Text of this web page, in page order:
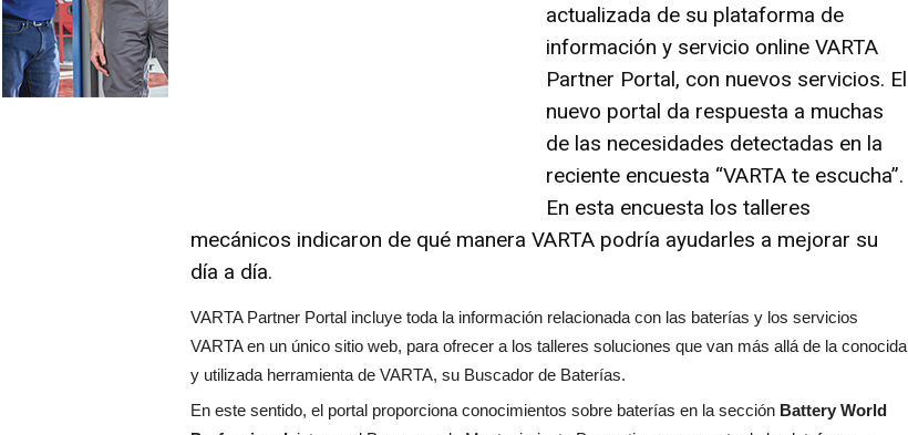
actualizada de su plataforma de
información y servicio online VARTA
Partner Portal, con nuevos servicios. El
nuevo portal da respuesta a muchas
de las necesidades detectadas en la
reciente encuesta “VARTA te escucha”.
En esta encuesta los talleres
mecánicos indicaron de qué manera VARTA podría ayudarles a mejorar su
día a día.
VARTA Partner Portal incluye toda la información relacionada con las baterías y los servicios
VARTA en un único sitio web, para ofrecer a los talleres soluciones que van más allá de la conocida
y utilizada herramienta de VARTA, su Buscador de Baterías.
En este sentido, el portal proporciona conocimientos sobre baterías en la sección Battery World